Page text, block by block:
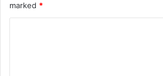
marked *